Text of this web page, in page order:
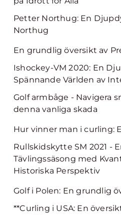
Petter Northug: En
Northug
En grundlig översikt av
Ishockey-VM 2020: En
Spännande Världen av
Golf armbåge - Navigera
denna vanliga skada
Hur vinner man i curling:
Rullskidskytte SM 2021 -
Tävlingssäsong med
Historiska Perspektiv
Golf i Polen: En grundlig
**Curling i USA: En